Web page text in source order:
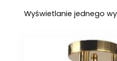
Wyświetlanie jednego